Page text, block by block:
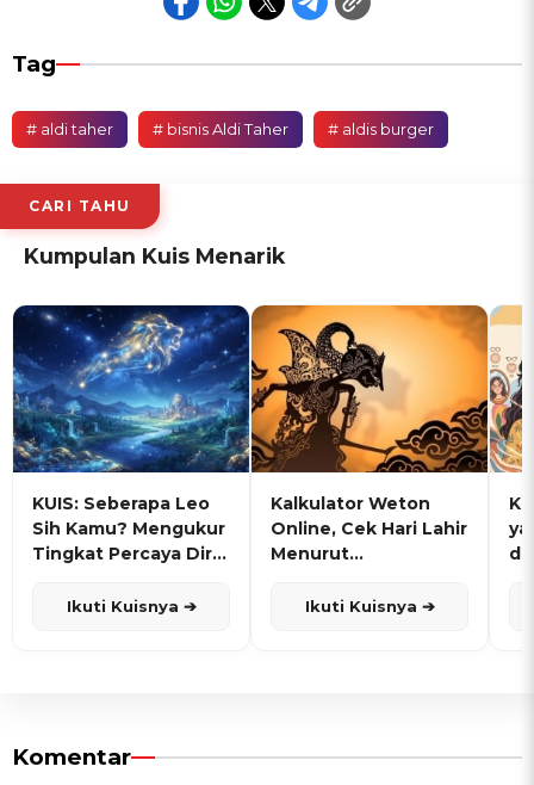
Tag
# aldi taher # bisnis Aldi Taher # aldis burger
CARI TAHU
Kumpulan Kuis Menarik
KUIS: Seberapa Leo
Sih Kamu? Mengukur
Tingkat Percaya Diri
Ikuti Kuisnya ➔
Kalkulator Weton
Online, Cek Hari Lahir
Menurut
Ikuti Kuisnya ➔
Komentar